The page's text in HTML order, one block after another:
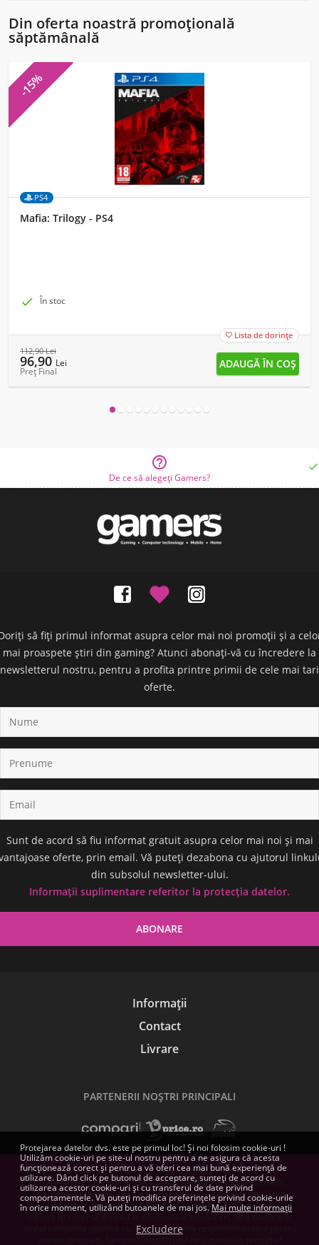
Din oferta noastră promoțională
săptămânală
-15%
PS4
Mafia: Trilogy - PS4
 În stoc
 Lista de dorințe
112,90Lei
96,90 Lei
Preț Final

De ce să alegeți Gamers?

să fiți primul informat asupra celor mai noi promoții și a
mai proaspete știri din gaming? Atunci abonați-vă cu încredere la
newsletterul nostru, pentru a profita printre primii de cele mai tari
oferte.
Sunt de acord să fiu informat gratuit asupra celor mai noi și mai
oferte, prin email. Vă puteți dezabona cu ajutorul
din subsolul newsletter-ului.
Informații suplimentare referitor la protecția datelor.
Informații
Contact
Livrare
PARTENERII NOŞTRI PRINCIPALI
Unele dintre imaginile de pe această pagină sunt doar ilustrații.
Specificațiile tehnice, conținutul pachetelor și cerințele de sistem
indicate pentru produsele software sunt orientative. Dezvoltatorii și
editorii își rezervă dreptul la eventualele modificări, fără notificare,
astfel compania noastră nu își poate asuma responsabilitatea pentru
Protejarea datelor dvs. este pe primul loc! Și noi folosim cookie-uri !
Utilizăm cookie-uri pe site-ul nostru pentru a ne asigura că acesta
funcționează corect și pentru a vă oferi cea mai bună experiență de
utilizare. Dând click pe butonul de acceptare, sunteți de acord cu
utilizarea acestor cookie-uri și cu transferul de date privind
comportamentele. Vă puteți modifica preferințele privind cookie-urile
în orice moment, utilizând butoanele de mai jos. Mai multe informații
Excludere